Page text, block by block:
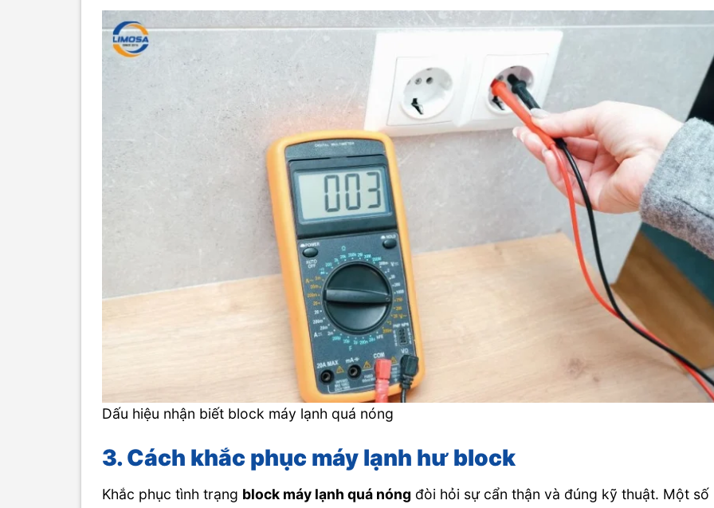
Dấu hiệu nhận biết block máy lạnh quá nóng
3. Cách khắc phục máy lạnh hư block
Khắc phục tình trạng block máy lạnh quá nóng đòi hỏi sự cẩn thận và đúng kỹ thuật. Một số